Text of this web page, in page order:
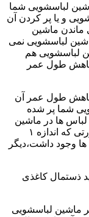
لباسشویی شما
و یا پر کردن آن
ماندن ماشین
لباسشویی نمی
لباسشویی هم
طول عمر
کاهش طول عمر آن
شما پر شده
لباس ها در ماشین
لباسشویی قرار دهید و کمی فشار دهید.در صورتی که اندازه ۱
وجود داشت،دیگر
ذستمال کاغذی
ماشین لباسشویی